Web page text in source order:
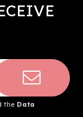
the Data